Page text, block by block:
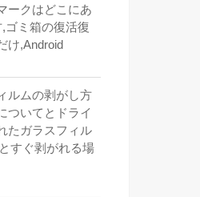
ークはどこにあ
ゴミ箱の復活復
け,Android
ルムの剥がし方
ついてとドライ
たガラスフィル
すぐ剥がれる場